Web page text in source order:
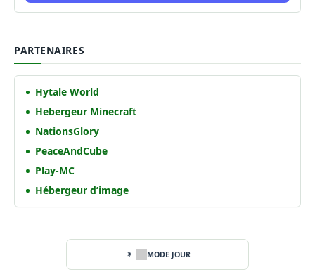
PARTENAIRES
Hytale World
Hebergeur Minecraft
NationsGlory
PeaceAndCube
Play-MC
Hébergeur d’image
MODE JOUR